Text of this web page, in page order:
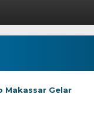
Makassar Gelar